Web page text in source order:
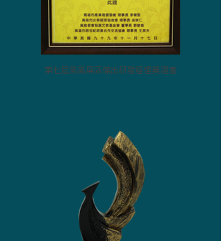
第七屆高高屏區傑出研發經理獎證書